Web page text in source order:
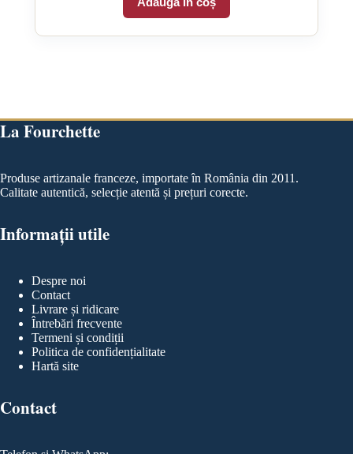
La Fourchette
Produse artizanale franceze, importate în România din 2011.
Calitate autentică, selecție atentă și prețuri corecte.
Informații utile
Despre noi
Contact
Livrare și ridicare
Întrebări frecvente
Termeni și condiții
Politica de confidențialitate
Hartă site
Contact